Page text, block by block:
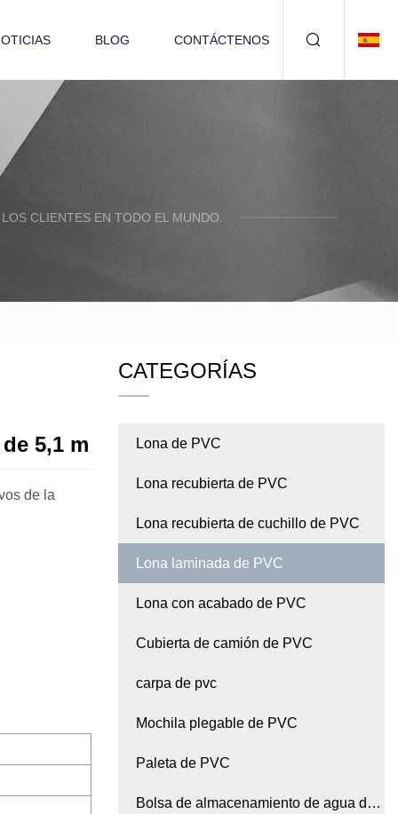
BLOG CONTÁCTENOS
CLIENTES EN TODO EL MUNDO.
5,1 m
de la
CATEGORÍAS
Lona de PVC
Lona recubierta de PVC
Lona recubierta de cuchillo de PVC
Lona laminada de PVC
Lona con acabado de PVC
Cubierta de camión de PVC
carpa de pvc
Mochila plegable de PVC
Paleta de PVC
Bolsa de almacenamiento de agua de